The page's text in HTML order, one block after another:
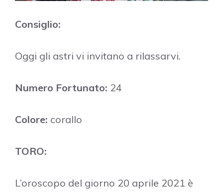
Consiglio:
Oggi gli astri vi invitano a rilassarvi.
Numero Fortunato: 24
Colore: corallo
TORO:
L’oroscopo del giorno 20 aprile 2021 è